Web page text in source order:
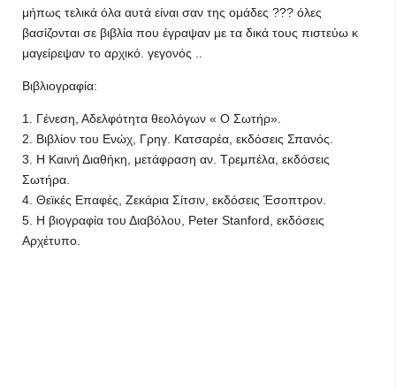
μήπως τελικά όλα αυτά είναι σαν της ομάδες ??? όλες
βασίζονται σε βιβλία που έγραψαν με τα δικά τους πιστεύω κ
μαγείρεψαν το αρχικό. γεγονός ..
Βιβλιογραφία:
1. Γένεση, Αδελφότητα θεολόγων « Ο Σωτήρ».
2. Βιβλίον του Ενώχ, Γρηγ. Κατσαρέα, εκδόσεις Σπανός.
3. Η Καινή Διαθήκη, μετάφραση αν. Τρεμπέλα, εκδόσεις
Σωτήρα.
4. Θεϊκές Επαφές, Ζεκάρια Σίτσιν, εκδόσεις Έσοπτρον.
5. Η βιογραφία του Διαβόλου, Peter Stanford, εκδόσεις
Αρχέτυπο.